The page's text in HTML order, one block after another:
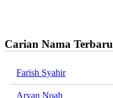
Carian Nama Terbaru
Farish Syahir
Aryan Noah